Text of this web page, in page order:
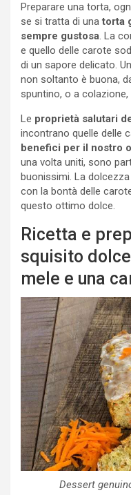
Preparare una torta,
se si tratta di unatorta
sempre gustosa. La
e quello delle carote
di un sapore delicato.
non soltanto è buona,
spuntino, o a colazione,
Le proprietà salutari
incontrano quelle delle
benefici per il nostro
una volta uniti, sono
buonissimi. La
con la bontà delle
questo ottimo dolce.
Ricetta e
squisito
mele e una
Dessert